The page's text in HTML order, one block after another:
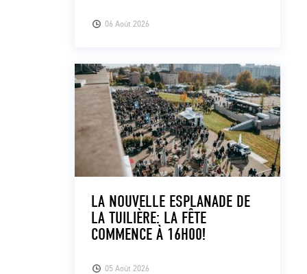
06 Août 2026
05 Août 2026
LA NOUVELLE ESPLANADE DE
LA TUILIÈRE: LA FÊTE
COMMENCE À 16H00!